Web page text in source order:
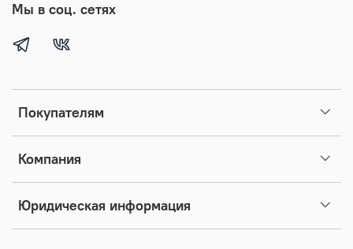
Покупателям
Компания
Юридическая информация
Мы в соц. сетях